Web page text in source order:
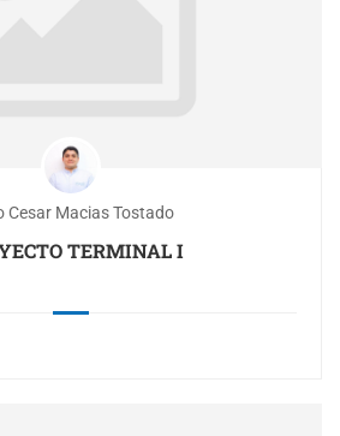
Cesar Macias Tostado
TERMINAL I